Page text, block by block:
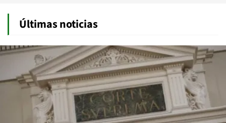
Últimas noticias